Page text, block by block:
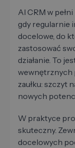
AI CRM w
gdy regularnie
docelowe, do
zastosować
działanie. To
wewnętrznych
zaułku: szczyt
nowych
W praktyce
skuteczny.
docelowych